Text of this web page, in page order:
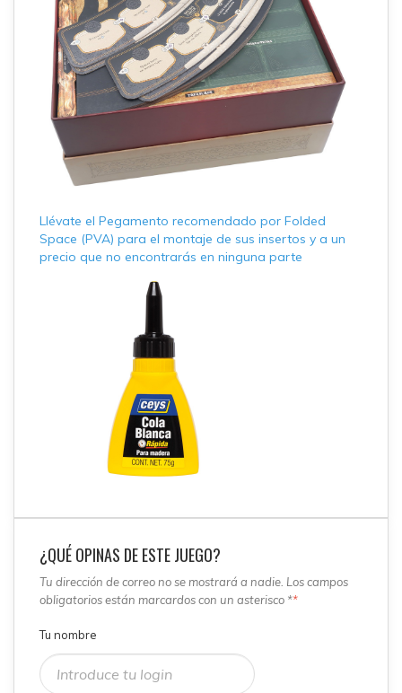
Llévate el Pegamento recomendado por Folded
Space (PVA) para el montaje de sus insertos y a un
precio que no encontrarás en ninguna parte
¿QUÉ OPINAS DE ESTE JUEGO?
Tu dirección de correo no se mostrará a nadie. Los campos
obligatorios están marcardos con un asterisco **
Tu nombre